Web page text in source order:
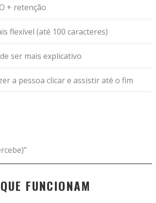
+ retenção
flexível (até 100 caracteres)
ser mais explicativo
a pessoa clicar e assistir até o fim
FUNCIONAM